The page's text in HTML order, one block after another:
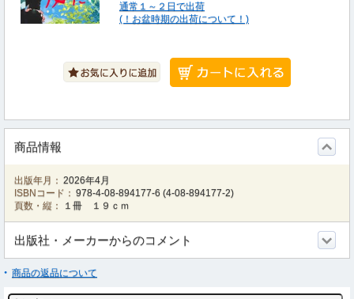
通常１～２日で出荷
(！お盆時期の出荷について！)
商品情報
出版年月： 2026年4月
ISBNコード： 978-4-08-894177-6 (4-08-894177-2)
頁数・縦：
１冊 １９ｃｍ
出版社・メーカーからのコメント
商品の返品について